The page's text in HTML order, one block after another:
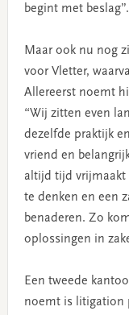
begint met beslag”.
Maar ook nu nog
voor Vletter,
Allereerst noemt
“Wij zitten even
dezelfde praktijk
vriend en
altijd tijd vrijmaakt
te denken en een
benaderen. Zo
oplossingen in
Een tweede
noemt is litigation